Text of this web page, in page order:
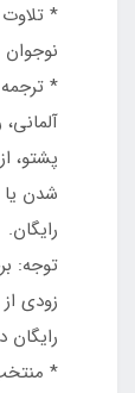
*
*
پشتو،
شدن يا
رايگان.
توجه:
زودی
رایگان
*